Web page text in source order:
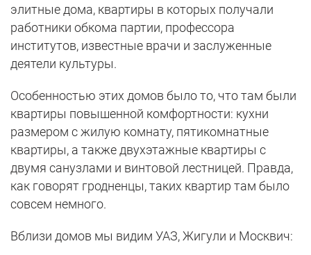
элитные дома, квартиры в которых получали
работники обкома партии, профессора
институтов, известные врачи и заслуженные
деятели культуры.
Особенностью этих домов было то, что там были
квартиры повышенной комфортности: кухни
размером с жилую комнату, пятикомнатные
квартиры, а также двухэтажные квартиры с
двумя санузлами и винтовой лестницей. Правда,
как говорят гродненцы, таких квартир там было
совсем немного.
Вблизи домов мы видим УАЗ, Жигули и Москвич: